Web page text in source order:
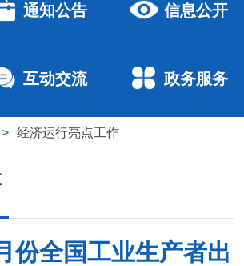
通知公告 信息公开
互动交流 政务服务
> 经济运行亮点工作
份全国工业生产者出